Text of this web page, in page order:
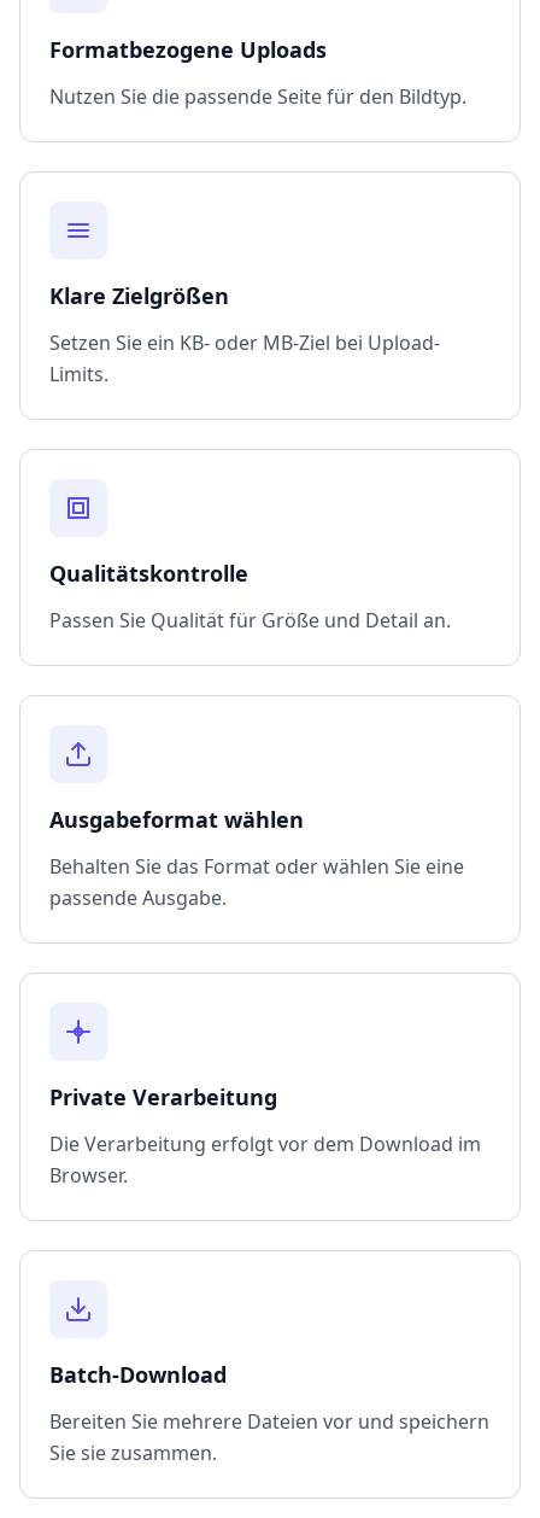
Formatbezogene Uploads
Nutzen Sie die passende Seite für den Bildtyp.
Klare Zielgrößen
Setzen Sie ein KB- oder MB-Ziel bei Upload-
Limits.
Qualitätskontrolle
Passen Sie Qualität für Größe und Detail an.
Ausgabeformat wählen
Behalten Sie das Format oder wählen Sie eine
passende Ausgabe.
Private Verarbeitung
Die Verarbeitung erfolgt vor dem Download im
Browser.
Batch-Download
Bereiten Sie mehrere Dateien vor und speichern
Sie sie zusammen.